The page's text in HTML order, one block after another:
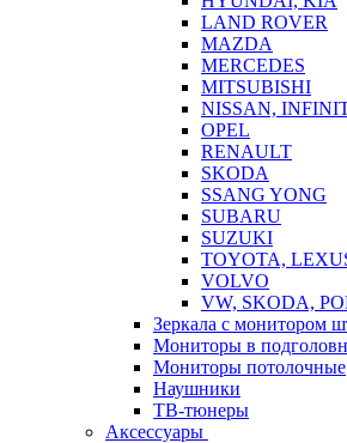
LAND ROVER
MAZDA
MERCEDES
MITSUBISHI
NISSAN,
OPEL
RENAULT
SKODA
SSANG YONG
SUBARU
SUZUKI
TOYOTA,
VOLVO
VW, SKODA,
Зеркала с монитором
Мониторы в
Мониторы потолочные
Наушники
ТВ-тюнеры
Аксессуары